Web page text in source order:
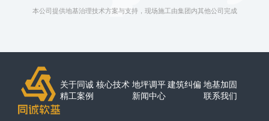
本公司提供地基治理技术方案与支持，现场施工由集团内其他公司完成
关于同诚 核心技术 地坪调平 建筑纠偏 地基加固
精工案例
新闻中心 联系我们